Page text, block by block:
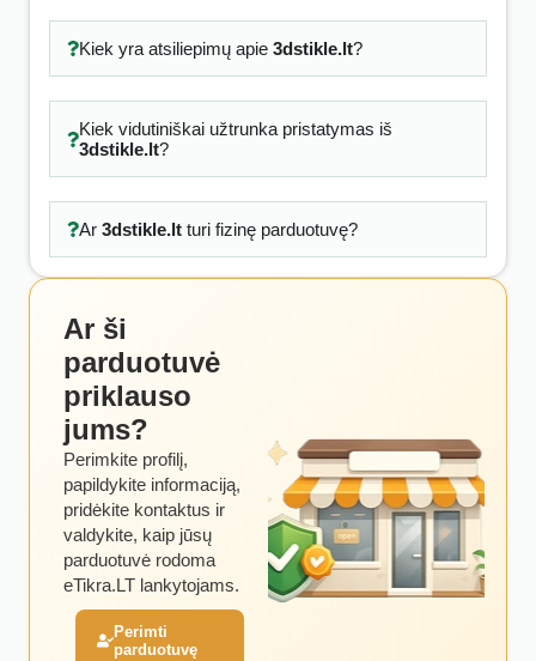
Kiek yra atsiliepimų apie 3dstikle.lt?
Kiek vidutiniškai užtrunka pristatymas iš
3dstikle.lt?
Ar 3dstikle.ltturi fizinę parduotuvę?
Ar ši
parduotuvė
priklauso
jums?
Perimkite profilį,
papildykite informaciją,
pridėkite kontaktus ir
valdykite, kaip jūsų
parduotuvė rodoma
eTikra.LT lankytojams.
Perimti
parduotuvę